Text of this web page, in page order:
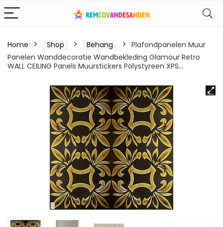
Home Shop Behang
Plafondpanelen Muur
Panelen Wanddecoratie Wandbekleding Glamour Retro
WALL CEILING Panels Muurstickers Polystyreen XPS…